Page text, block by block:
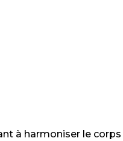
à harmoniser le